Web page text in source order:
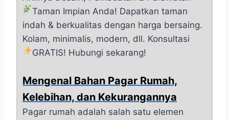
Taman Impian Anda! Dapatkan taman
indah & berkualitas dengan harga bersaing.
Kolam, minimalis, modern, dll. Konsultasi
GRATIS! Hubungi sekarang!
Mengenal Bahan Pagar Rumah,
Kelebihan, dan Kekurangannya
Pagar rumah adalah salah satu elemen